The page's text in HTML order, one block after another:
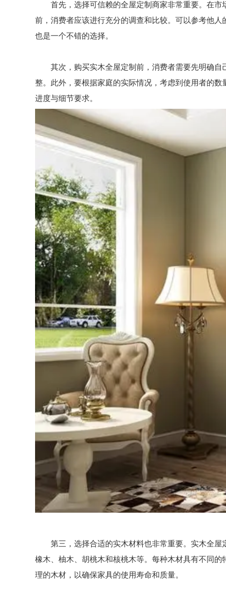
首先，选择可信赖的全屋定制商家非常重要。在市
前，消费者应该进行充分的调查和比较。可以参考他
也是一个不错的选择。
其次，购买实木全屋定制前，消费者需要先明确自
整。此外，要根据家庭的实际情况，考虑到使用者的
进度与细节要求。
第三，选择合适的实木材料也非常重要。实木全屋
橡木、柚木、胡桃木和核桃木等。每种木材具有不同
理的木材，以确保家具的使用寿命和质量。